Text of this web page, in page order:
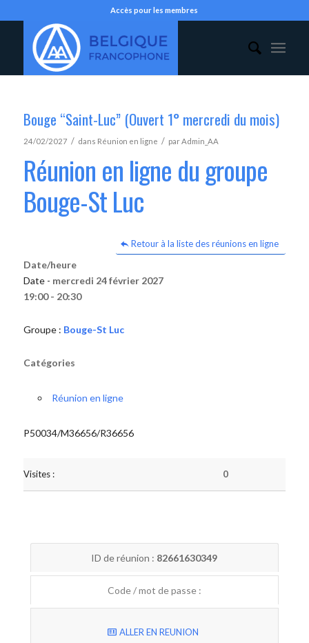
Accès pour les membres
Bouge “Saint-Luc” (Ouvert 1° mercredi du mois)
24/02/2027 / dans Réunion en ligne / parAdmin_AA
Réunion en ligne du groupe
Bouge-St Luc
Retour à la liste des réunions en ligne
Date/heure
Date - mercredi 24 février 2027
19:00 - 20:30
Groupe : Bouge-St Luc
Catégories
Réunion en ligne
P50034/M36656/R36656
Visites : 0
ID de réunion : 82661630349
Code / mot de passe :
ALLER EN REUNION